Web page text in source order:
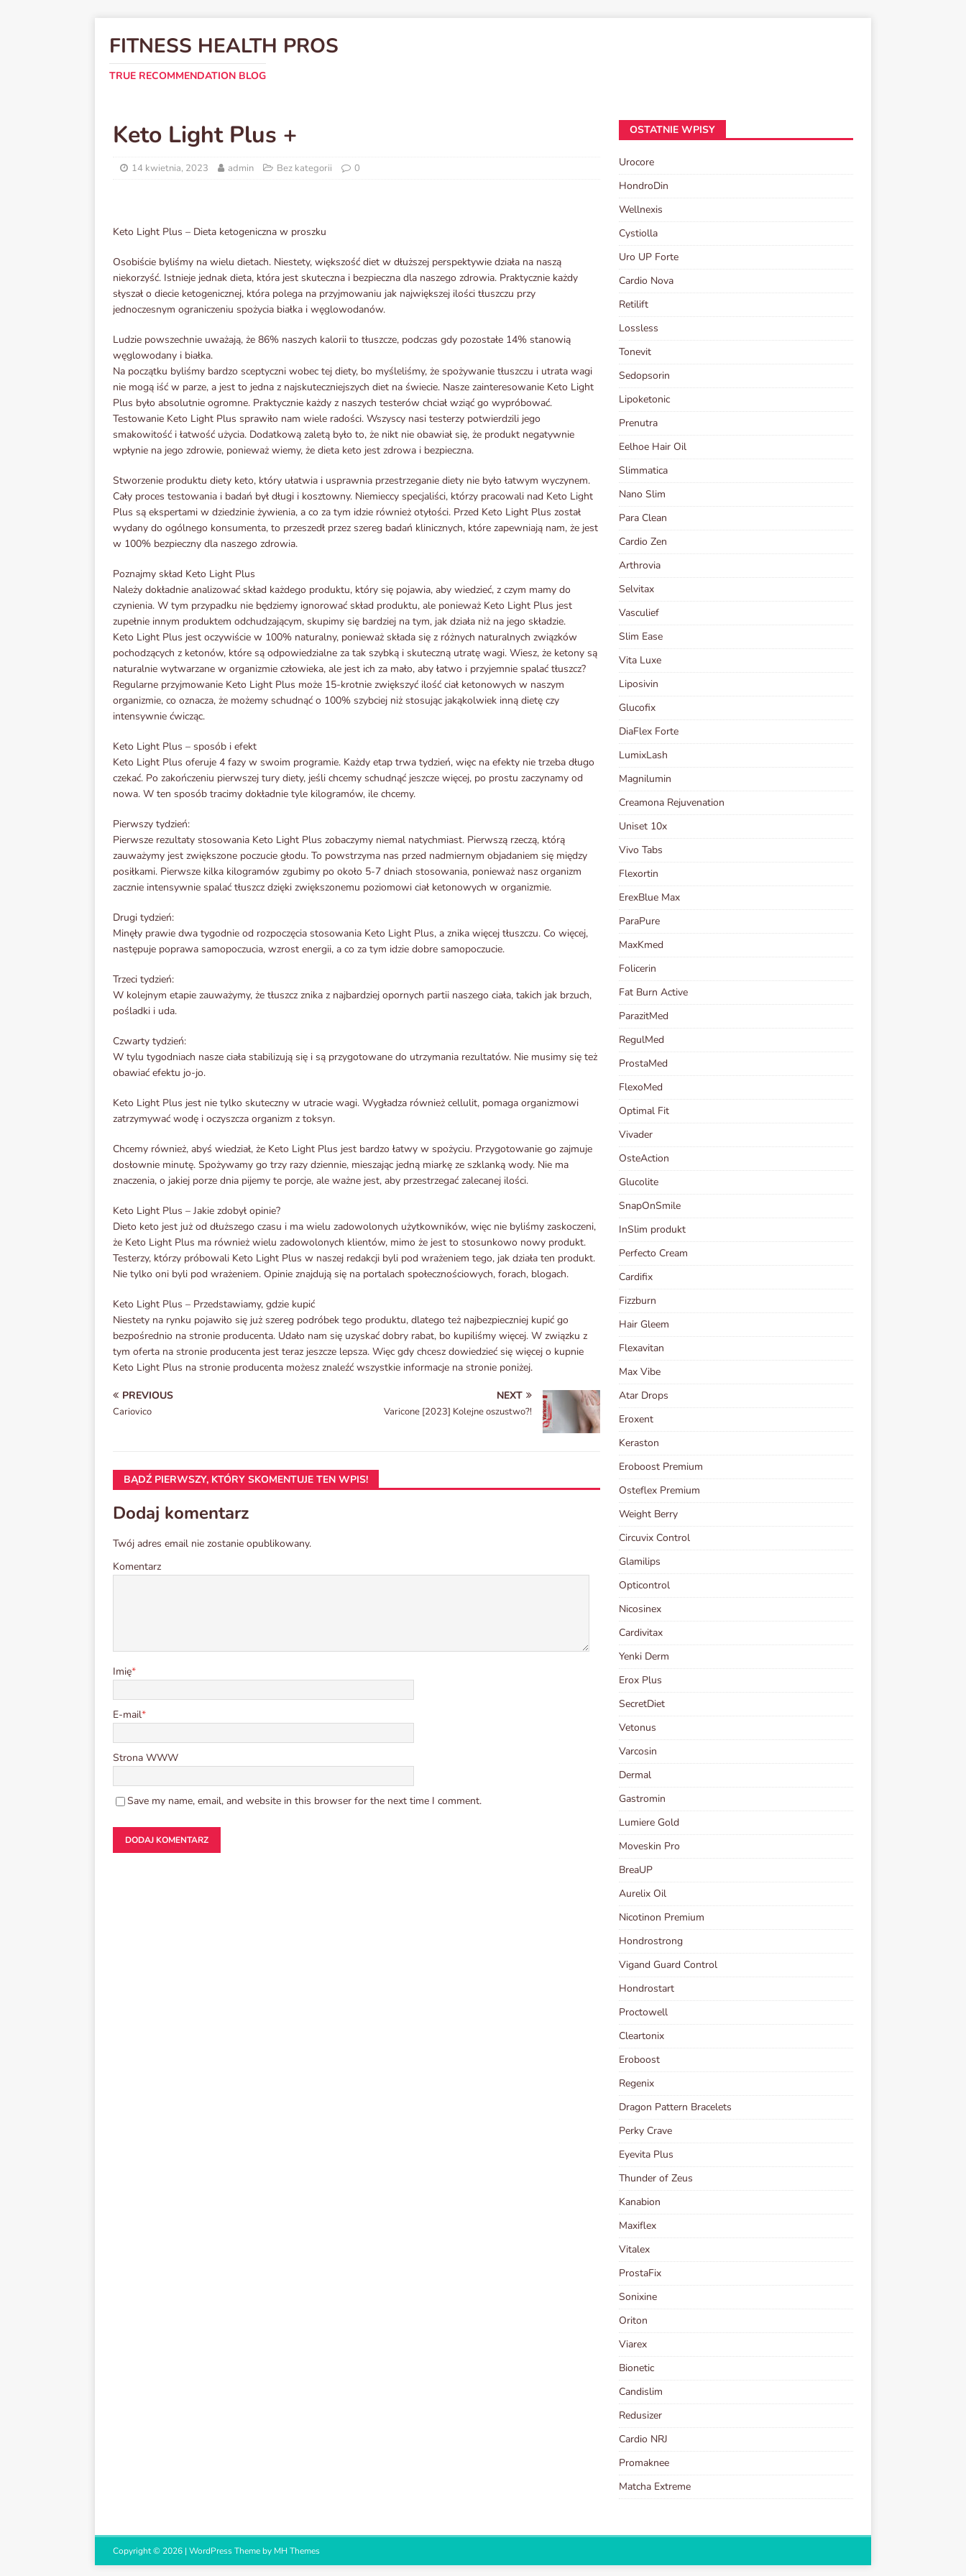
FITNESS HEALTH PROS
TRUE RECOMMENDATION BLOG
Keto Light Plus +
14 kwietnia, 2023 admin Bez kategorii 0
Keto Light Plus – Dieta ketogeniczna w proszku
Osobiście byliśmy na wielu dietach. Niestety, większość diet w dłuższej perspektywie działa na naszą
niekorzyść. Istnieje jednak dieta, która jest skuteczna i bezpieczna dla naszego zdrowia. Praktycznie każdy
słyszał o diecie ketogenicznej, która polega na przyjmowaniu jak największej ilości tłuszczu przy
jednoczesnym ograniczeniu spożycia białka i węglowodanów.
Ludzie powszechnie uważają, że 86% naszych kalorii to tłuszcze, podczas gdy pozostałe 14% stanowią
węglowodany i białka.
Na początku byliśmy bardzo sceptyczni wobec tej diety, bo myśleliśmy, że spożywanie tłuszczu i utrata wagi
nie mogą iść w parze, a jest to jedna z najskuteczniejszych diet na świecie. Nasze zainteresowanie Keto Light
Plus było absolutnie ogromne. Praktycznie każdy z naszych testerów chciał wziąć go wypróbować.
Testowanie Keto Light Plus sprawiło nam wiele radości. Wszyscy nasi testerzy potwierdzili jego
smakowitość i łatwość użycia. Dodatkową zaletą było to, że nikt nie obawiał się, że produkt negatywnie
wpłynie na jego zdrowie, ponieważ wiemy, że dieta keto jest zdrowa i bezpieczna.
Stworzenie produktu diety keto, który ułatwia i usprawnia przestrzeganie diety nie było łatwym wyczynem.
Cały proces testowania i badań był długi i kosztowny. Niemieccy specjaliści, którzy pracowali nad Keto Light
Plus są ekspertami w dziedzinie żywienia, a co za tym idzie również otyłości. Przed Keto Light Plus został
wydany do ogólnego konsumenta, to przeszedł przez szereg badań klinicznych, które zapewniają nam, że jest
w 100% bezpieczny dla naszego zdrowia.
Poznajmy skład Keto Light Plus
Należy dokładnie analizować skład każdego produktu, który się pojawia, aby wiedzieć, z czym mamy do
czynienia. W tym przypadku nie będziemy ignorować skład produktu, ale ponieważ Keto Light Plus jest
zupełnie innym produktem odchudzającym, skupimy się bardziej na tym, jak działa niż na jego składzie.
Keto Light Plus jest oczywiście w 100% naturalny, ponieważ składa się z różnych naturalnych związków
pochodzących z ketonów, które są odpowiedzialne za tak szybką i skuteczną utratę wagi. Wiesz, że ketony są
naturalnie wytwarzane w organizmie człowieka, ale jest ich za mało, aby łatwo i przyjemnie spalać tłuszcz?
Regularne przyjmowanie Keto Light Plus może 15-krotnie zwiększyć ilość ciał ketonowych w naszym
organizmie, co oznacza, że możemy schudnąć o 100% szybciej niż stosując jakąkolwiek inną dietę czy
intensywnie ćwicząc.
Keto Light Plus – sposób i efekt
Keto Light Plus oferuje 4 fazy w swoim programie. Każdy etap trwa tydzień, więc na efekty nie trzeba długo
czekać. Po zakończeniu pierwszej tury diety, jeśli chcemy schudnąć jeszcze więcej, po prostu zaczynamy od
nowa. W ten sposób tracimy dokładnie tyle kilogramów, ile chcemy.
Pierwszy tydzień:
Pierwsze rezultaty stosowania Keto Light Plus zobaczymy niemal natychmiast. Pierwszą rzeczą, którą
zauważymy jest zwiększone poczucie głodu. To powstrzyma nas przed nadmiernym objadaniem się między
posiłkami. Pierwsze kilka kilogramów zgubimy po około 5-7 dniach stosowania, ponieważ nasz organizm
zacznie intensywnie spalać tłuszcz dzięki zwiększonemu poziomowi ciał ketonowych w organizmie.
Drugi tydzień:
Minęły prawie dwa tygodnie od rozpoczęcia stosowania Keto Light Plus, a znika więcej tłuszczu. Co więcej,
następuje poprawa samopoczucia, wzrost energii, a co za tym idzie dobre samopoczucie.
Trzeci tydzień:
W kolejnym etapie zauważymy, że tłuszcz znika z najbardziej opornych partii naszego ciała, takich jak brzuch,
pośladki i uda.
Czwarty tydzień:
W tylu tygodniach nasze ciała stabilizują się i są przygotowane do utrzymania rezultatów. Nie musimy się też
obawiać efektu jo-jo.
Keto Light Plus jest nie tylko skuteczny w utracie wagi. Wygładza również cellulit, pomaga organizmowi
zatrzymywać wodę i oczyszcza organizm z toksyn.
Chcemy również, abyś wiedział, że Keto Light Plus jest bardzo łatwy w spożyciu. Przygotowanie go zajmuje
dosłownie minutę. Spożywamy go trzy razy dziennie, mieszając jedną miarkę ze szklanką wody. Nie ma
znaczenia, o jakiej porze dnia pijemy te porcje, ale ważne jest, aby przestrzegać zalecanej ilości.
Keto Light Plus – Jakie zdobył opinie?
Dieto keto jest już od dłuższego czasu i ma wielu zadowolonych użytkowników, więc nie byliśmy zaskoczeni,
że Keto Light Plus ma również wielu zadowolonych klientów, mimo że jest to stosunkowo nowy produkt.
Testerzy, którzy próbowali Keto Light Plus w naszej redakcji byli pod wrażeniem tego, jak działa ten produkt.
Nie tylko oni byli pod wrażeniem. Opinie znajdują się na portalach społecznościowych, forach, blogach.
Keto Light Plus – Przedstawiamy, gdzie kupić
Niestety na rynku pojawiło się już szereg podróbek tego produktu, dlatego też najbezpieczniej kupić go
bezpośrednio na stronie producenta. Udało nam się uzyskać dobry rabat, bo kupiliśmy więcej. W związku z
tym oferta na stronie producenta jest teraz jeszcze lepsza. Więc gdy chcesz dowiedzieć się więcej o kupnie
Keto Light Plus na stronie producenta możesz znaleźć wszystkie informacje na stronie poniżej.
PREVIOUS
Cariovico
NEXT
Varicone [2023] Kolejne oszustwo?!
BĄDŹ PIERWSZY, KTÓRY SKOMENTUJE TEN WPIS!
Dodaj komentarz
Twój adres email nie zostanie opublikowany.
Komentarz
Imię*
E-mail*
Strona WWW
Save my name, email, and website in this browser for the next time I comment.
OSTATNIE WPISY
Urocore
HondroDin
Wellnexis
Cystiolla
Uro UP Forte
Cardio Nova
Retilift
Lossless
Tonevit
Sedopsorin
Lipoketonic
Prenutra
Eelhoe Hair Oil
Slimmatica
Nano Slim
Para Clean
Cardio Zen
Arthrovia
Selvitax
Vasculief
Slim Ease
Vita Luxe
Liposivin
Glucofix
DiaFlex Forte
LumixLash
Magnilumin
Creamona Rejuvenation
Uniset 10x
Vivo Tabs
Flexortin
ErexBlue Max
ParaPure
MaxKmed
Folicerin
Fat Burn Active
ParazitMed
RegulMed
ProstaMed
FlexoMed
Optimal Fit
Vivader
OsteAction
Glucolite
SnapOnSmile
InSlim produkt
Perfecto Cream
Cardifix
Fizzburn
Hair Gleem
Flexavitan
Max Vibe
Atar Drops
Eroxent
Keraston
Eroboost Premium
Osteflex Premium
Weight Berry
Circuvix Control
Glamilips
Opticontrol
Nicosinex
Cardivitax
Yenki Derm
Erox Plus
SecretDiet
Vetonus
Varcosin
Dermal
Gastromin
Lumiere Gold
Moveskin Pro
BreaUP
Aurelix Oil
Nicotinon Premium
Hondrostrong
Vigand Guard Control
Hondrostart
Proctowell
Cleartonix
Eroboost
Regenix
Dragon Pattern Bracelets
Perky Crave
Eyevita Plus
Thunder of Zeus
Kanabion
Maxiflex
Vitalex
ProstaFix
Sonixine
Oriton
Viarex
Bionetic
Candislim
Redusizer
Cardio NRJ
Promaknee
Matcha Extreme
Copyright © 2026 | WordPress Theme by MH Themes